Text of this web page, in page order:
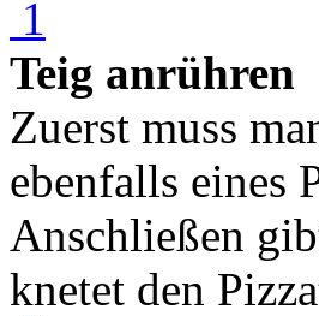
Teig anrühren
Zuerst muss
ebenfalls eines
Anschließen
knetet den